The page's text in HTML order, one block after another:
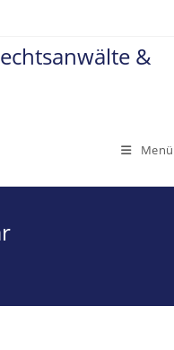
&
Menü